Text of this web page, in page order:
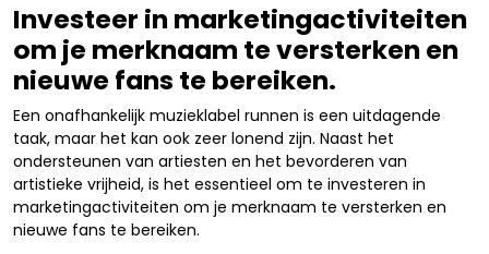
Investeer in marketingactiviteiten
om je merknaam te versterken en
nieuwe fans te bereiken.
Een onafhankelijk muzieklabel runnen is een uitdagende
taak, maar het kan ook zeer lonend zijn. Naast het
ondersteunen van artiesten en het bevorderen van
artistieke vrijheid, is het essentieel om te investeren in
marketingactiviteiten om je merknaam te versterken en
nieuwe fans te bereiken.